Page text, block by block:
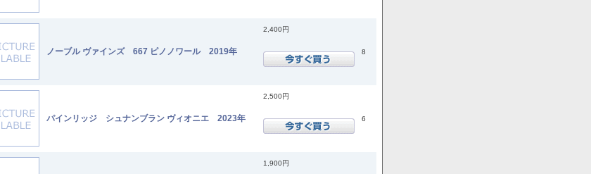
ノーブル ヴァインズ 667 ピノノワール 2019年
2,400円
8
パインリッジ シュナンブラン ヴィオニエ 2023年
2,500円
6
1,900円